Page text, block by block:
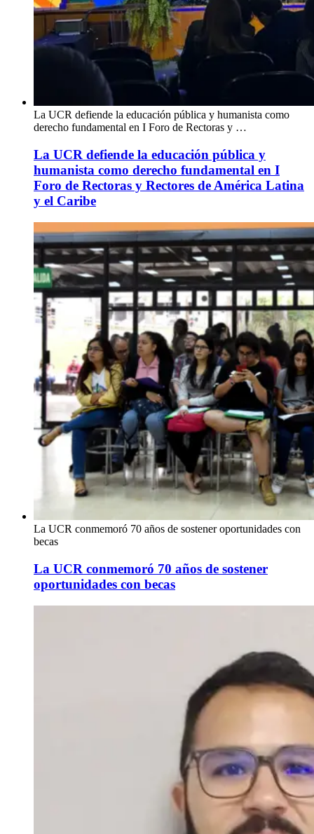
La UCR defiende la educación pública y humanista como
derecho fundamental en I Foro de Rectoras y …
La UCR defiende la educación pública y
humanista como derecho fundamental en I
Foro de Rectoras y Rectores de América Latina
y el Caribe
La UCR conmemoró 70 años de sostener oportunidades con
becas
La UCR conmemoró 70 años de sostener
oportunidades con becas